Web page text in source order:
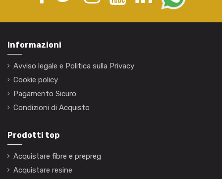
Informazioni
Avviso legale e Politica sulla Privacy
Cookie policy
Pagamento Sicuro
Condizioni di Acquisto
Prodotti top
Acquistare fibre e prepreg
Acquistare resine